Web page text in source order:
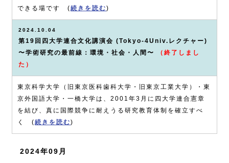
できる場です (続きを読む)
2024.10.04
第19回四大学連合文化講演会 (Tokyo-4Univ.レクチャー)
〜学術研究の最前線：環境・社会・人間〜
（終了しまし
た）
東京科学大学（旧東京医科歯科大学・旧東京工業大学）・東
京外国語大学・一橋大学は、2001年3月に四大学連合憲章
を結び、真に国際競争に耐えうる研究教育体制を確立すべ
く (続きを読む)
2024年09月